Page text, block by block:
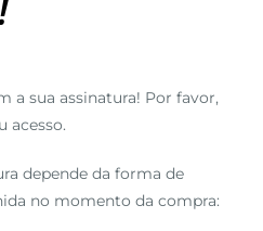
a sua assinatura! Por favor,
acesso.
depende da forma de
no momento da compra: